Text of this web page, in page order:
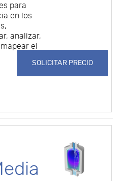
para
en los
analizar,
el
SOLICITAR PRECIO